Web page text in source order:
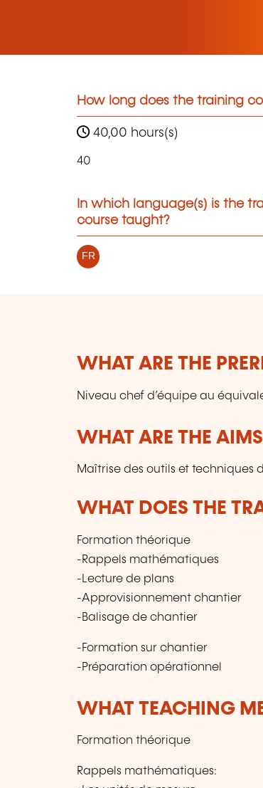
How long does the training
40,00 hours(s)
40
In which language(s) is the
course taught?
FR
WHAT ARE THE
Niveau chef d’équipe au
WHAT ARE THE
Maîtrise des outils et techniques
WHAT DOES THE
Formation théorique
-Rappels mathématiques
-Lecture de plans
-Approvisionnement chantier
-Balisage de chantier
-Formation sur chantier
-Préparation opérationnel
WHAT TEACHING
Formation théorique
Rappels mathématiques: